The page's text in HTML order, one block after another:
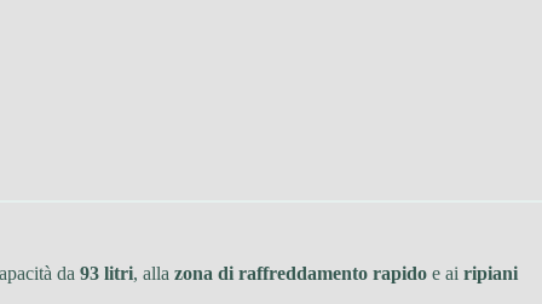
da 93 litri, alla zona di raffreddamento rapido e ai ripiani